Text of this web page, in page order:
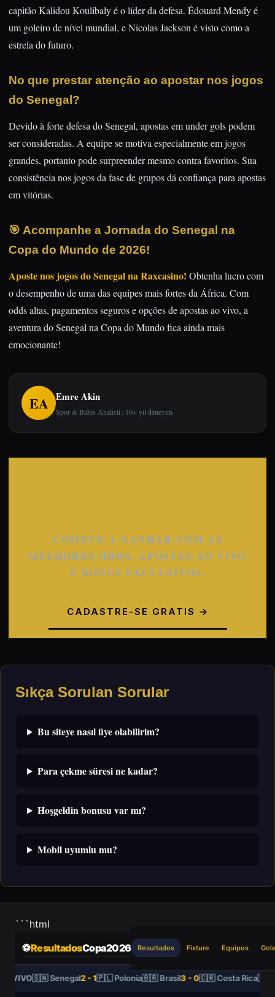
capitão Kalidou Koulibaly é o líder da defesa. Édouard Mendy é
um goleiro de nível mundial, e Nicolas Jackson é visto como a
estrela do futuro.
No que prestar atenção ao apostar nos jogos
do Senegal?
Devido à forte defesa do Senegal, apostas em under gols podem
ser consideradas. A equipe se motiva especialmente em jogos
grandes, portanto pode surpreender mesmo contra favoritos. Sua
consistência nos jogos da fase de grupos dá confiança para apostas
em vitórias.
🎯 Acompanhe a Jornada do Senegal na
Copa do Mundo de 2026!
Aposte nos jogos do Senegal na Raxcasino! Obtenha lucro com
o desempenho de uma das equipes mais fortes da África. Com
odds altas, pagamentos seguros e opções de apostas ao vivo, a
aventura do Senegal na Copa do Mundo fica ainda mais
emocionante!
EA Emre Akin
Spor & Bahis Analisti | 10+ yil deneyim
COMECE A GANHAR COM AS
MELHORES ODDS, APOSTAS AO VIVO
E BONUS EXCLUSIVOS.
CADASTRE-SE GRATIS →
Sıkça Sorulan Sorular
Bu siteye nasıl üye olabilirim?
Para çekme süresi ne kadar?
Hoşgeldin bonusu var mı?
Mobil uyumlu mu?
```html
⚽ResultadosCopa2026 Resultados Fixture Equipos
VIVO🇸🇳 Senegal2 - 1🇵🇱 Polonia🇧🇷 Brasil3 - 0🇨🇷 Costa Rica🇫🇷